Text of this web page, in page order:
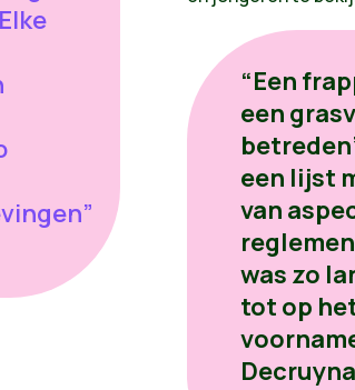
“Een
een
een lijst
van
was zo
tot op